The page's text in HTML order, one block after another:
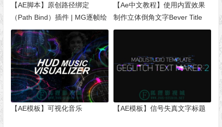
【AE脚本】原创路径绑定
（Path Bind）插件 | MG逐帧绘
制动画制作利器
【Ae中文教程】使用内置效果
制作立体倒角文字Bever Title
【AE模板】可视化音乐 【AE模板】信号失真文字标题